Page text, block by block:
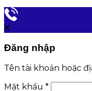
Đăng nhập
Tên tài khoản hoặc
Mật khẩu *